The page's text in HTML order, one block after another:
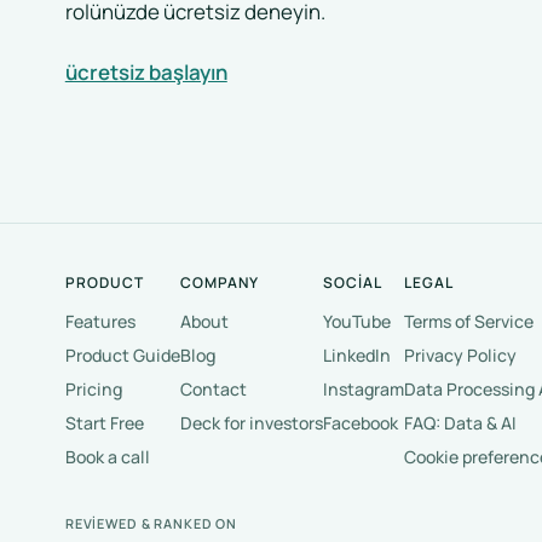
rolünüzde ücretsiz deneyin.
ücretsiz başlayın
PRODUCT
Features
Product Guide
Pricing
Start Free
Book a call
COMPANY
About
Blog
Contact
Deck for investors
SOCIAL
YouTube
LinkedIn
Instagram
Facebook
LEGAL
Terms of Service
Privacy Policy
Data Processing
FAQ: Data & AI
Cookie
REVIEWED & RANKED ON